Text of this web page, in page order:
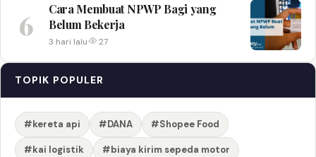
6
Cara Membuat NPWP Bagi yang
Belum Bekerja
3 hari lalu· 27
TOPIK POPULER
#kereta api #DANA #Shopee Food
#kai logistik #biaya kirim sepeda motor